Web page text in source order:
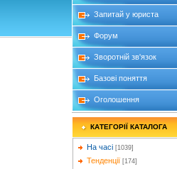
Запитай у юриста
Форум
Зворотній зв'язок
Базові поняття
Оголошення
КАТЕГОРІЇ КАТАЛОГА
На часі [1039]
Тенденції [174]